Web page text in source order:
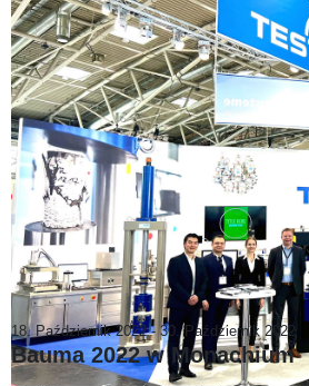
18. Październik 2022-30. Październik 2022
Bauma 2022 w Monachium